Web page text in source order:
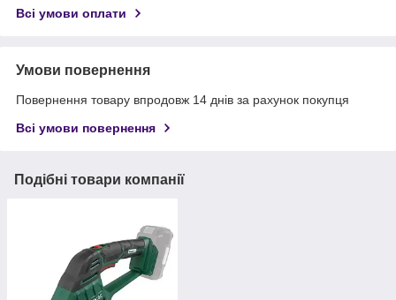
Всі умови оплати
Умови повернення
Повернення товару впродовж 14 днів за рахунок покупця
Всі умови повернення
Подібні товари компанії